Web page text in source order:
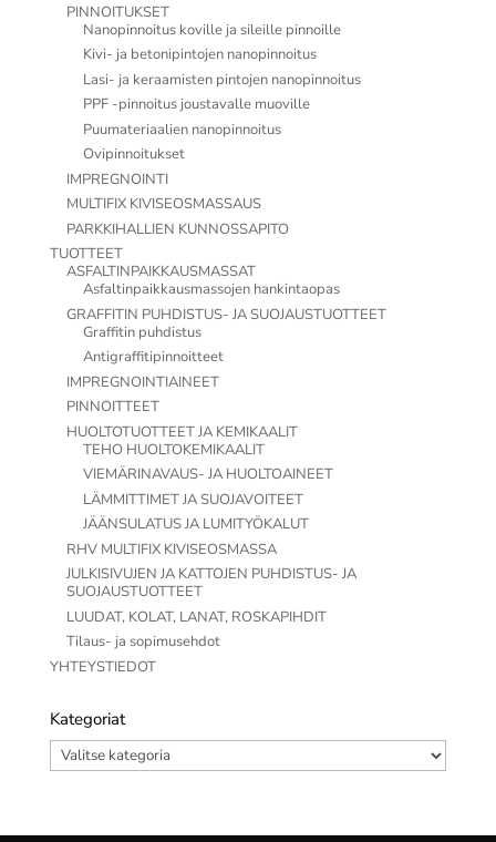
PINNOITUKSET
Nanopinnoitus koville ja sileille pinnoille
Kivi- ja betonipintojen nanopinnoitus
Lasi- ja keraamisten pintojen nanopinnoitus
PPF -pinnoitus joustavalle muoville
Puumateriaalien nanopinnoitus
Ovipinnoitukset
IMPREGNOINTI
MULTIFIX KIVISEOSMASSAUS
PARKKIHALLIEN KUNNOSSAPITO
TUOTTEET
ASFALTINPAIKKAUSMASSAT
Asfaltinpaikkausmassojen hankintaopas
GRAFFITIN PUHDISTUS- JA SUOJAUSTUOTTEET
Graffitin puhdistus
Antigraffitipinnoitteet
IMPREGNOINTIAINEET
PINNOITTEET
HUOLTOTUOTTEET JA KEMIKAALIT
TEHO HUOLTOKEMIKAALIT
VIEMÄRINAVAUS- JA HUOLTOAINEET
LÄMMITTIMET JA SUOJAVOITEET
JÄÄNSULATUS JA LUMITYÖKALUT
RHV MULTIFIX KIVISEOSMASSA
JULKISIVUJEN JA KATTOJEN PUHDISTUS- JA
SUOJAUSTUOTTEET
LUUDAT, KOLAT, LANAT, ROSKAPIHDIT
Tilaus- ja sopimusehdot
YHTEYSTIEDOT
Kategoriat
Kategoriat